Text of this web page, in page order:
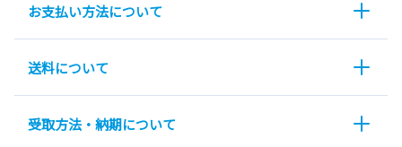
お支払い方法について
送料について
受取方法・納期について